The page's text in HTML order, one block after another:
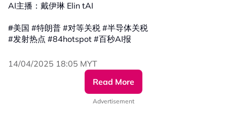
AI主播：戴伊琳 Elin tAI
#美国 #特朗普 #对等关税 #半导体关税
#发射热点 #84hotspot #百秒AI报
🔴 更多新闻资讯看这里 ▹ https://xuan.com.my/hotspot
14/04/2025 18:05 MYT
Read More
Advertisement